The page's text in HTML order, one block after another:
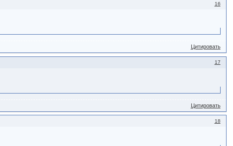
16
Цитировать
17
Цитировать
18